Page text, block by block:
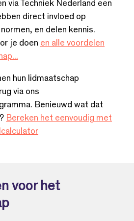
via Techniek Nederland een
direct invloed op
en delen kennis.
je doen en alle voordelen
hun lidmaatschap
via ons
Benieuwd wat dat
Bereken het eenvoudig met
voor het